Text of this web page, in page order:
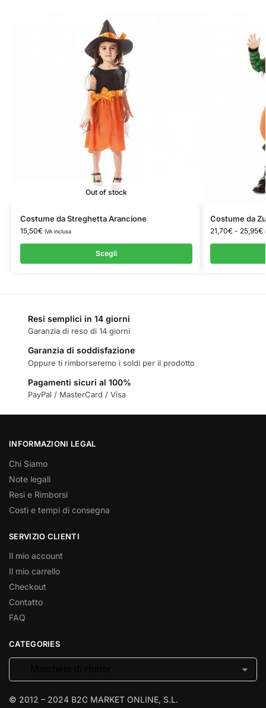
Out of stock
Costume da Streghetta Arancione
15,50€ IVA inclusa
Scegli
Costume da
21,70€ - 25,95€
Resi semplici in 14 giorni
Garanzia di reso di 14 giorni
Garanzia di soddisfazione
Oppure ti rimborseremo i soldi per il prodotto
Pagamenti sicuri al 100%
PayPal / MasterCard / Visa
INFORMAZIONI LEGAL
Chi Siamo
Note legali
Resi e Rimborsi
Costi e tempi di consegna
SERVIZIO CLIENTI
Il mio account
Il mio carrello
Checkout
Contatto
FAQ
CATEGORIES
© 2012 – 2024 B2C MARKET ONLINE, S.L.